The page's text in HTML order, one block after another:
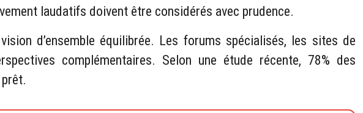
laudatifs doivent être considérés avec prudence.
d’ensemble équilibrée. Les forums spécialisés, les sites de
complémentaires. Selon une étude récente, 78% des